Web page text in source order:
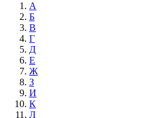
А
Б
В
Г
Д
Е
Ж
З
И
К
Л